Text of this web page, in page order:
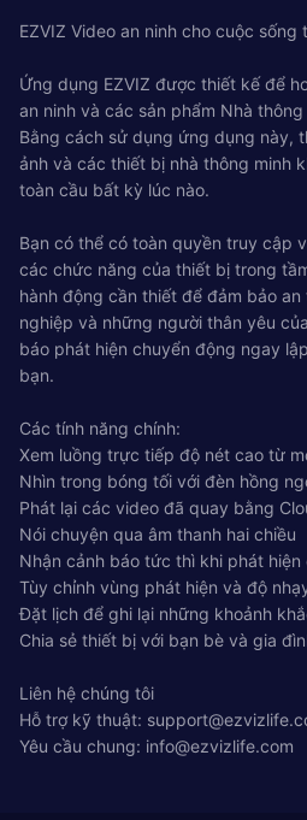
EZVIZ Video an ninh cho cuộc sống
Ứng dụng EZVIZ được thiết kế để
an ninh và các sản phẩm Nhà
Bằng cách sử dụng ứng dụng này,
ảnh và các thiết bị nhà thông minh
toàn cầu bất kỳ lúc nào.
Bạn có thể có toàn quyền truy cập
các chức năng của thiết bị trong
hành động cần thiết để đảm bảo
nghiệp và những người thân yêu
báo phát hiện chuyển động ngay
bạn.
Các tính năng chính:
Xem luồng trực tiếp độ nét cao từ
Nhìn trong bóng tối với đèn hồng
Phát lại các video đã quay bằng
Nói chuyện qua âm thanh hai chiều
Nhận cảnh báo tức thì khi phát hiện
Tùy chỉnh vùng phát hiện và độ
Đặt lịch để ghi lại những khoảnh
Chia sẻ thiết bị với bạn bè và gia
Liên hệ chúng tôi
Hỗ trợ kỹ thuật:
Yêu cầu chung: info@ezvizlife.com